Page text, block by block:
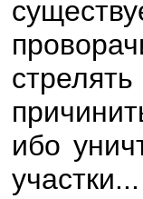
ибо
участки...